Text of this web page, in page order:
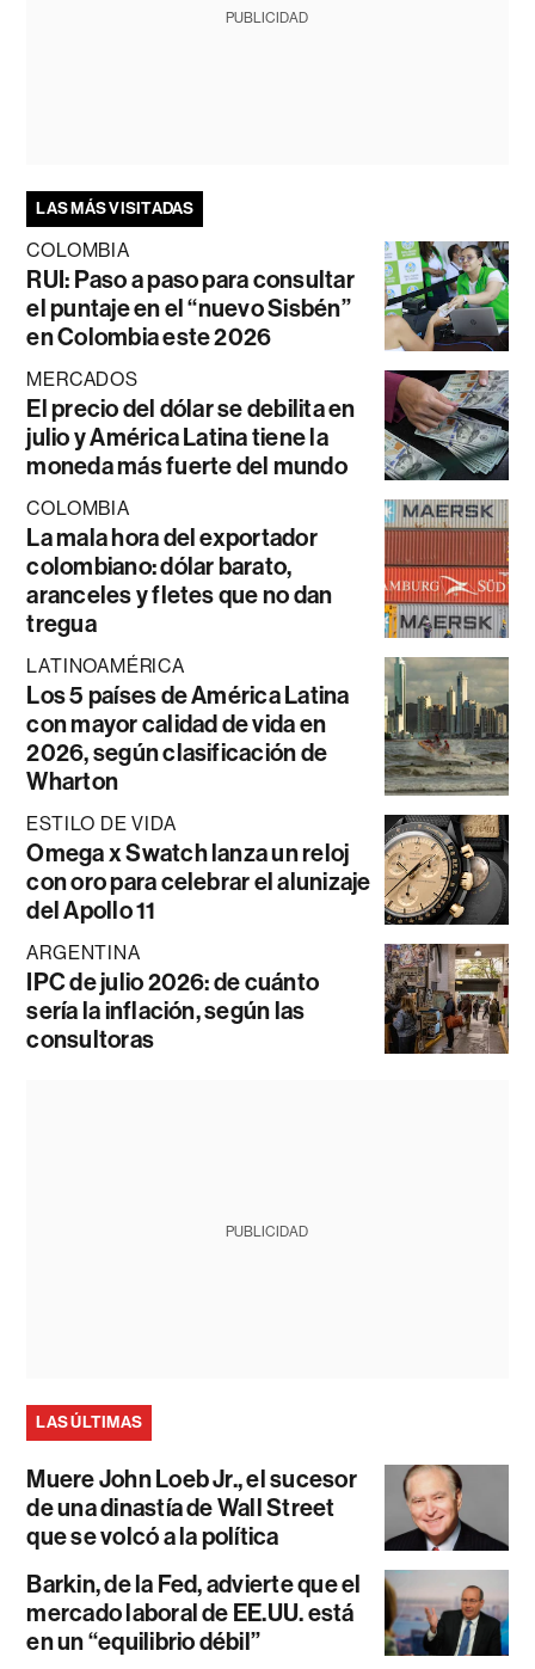
PUBLICIDAD
LAS MÁS VISITADAS
COLOMBIA
RUI: Paso a paso para consultar
el puntaje en el “nuevo Sisbén”
en Colombia este 2026
MERCADOS
El precio del dólar se debilita en
julio y América Latina tiene la
moneda más fuerte del mundo
COLOMBIA
La mala hora del exportador
colombiano: dólar barato,
aranceles y fletes que no dan
tregua
LATINOAMÉRICA
Los 5 países de América Latina
con mayor calidad de vida en
2026, según clasificación de
Wharton
ESTILO DE VIDA
Omega x Swatch lanza un reloj
con oro para celebrar el alunizaje
del Apollo 11
ARGENTINA
IPC de julio 2026: de cuánto
sería la inflación, según las
consultoras
PUBLICIDAD
LAS ÚLTIMAS
Muere John Loeb Jr., el sucesor
de una dinastía de Wall Street
que se volcó a la política
Barkin, de la Fed, advierte que el
mercado laboral de EE.UU. está
en un “equilibrio débil”